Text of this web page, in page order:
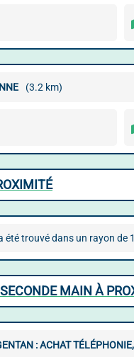
(3.2 km)
été trouvé dans un rayon de
MAIN À
: ACHAT